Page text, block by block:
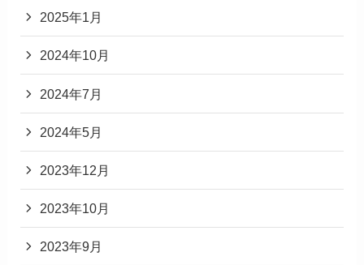
2025年1月
2024年10月
2024年7月
2024年5月
2023年12月
2023年10月
2023年9月